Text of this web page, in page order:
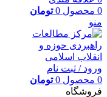
0 محصول 0 تومان
منو
ورود / ثبت نام
0 محصول 0 تومان
فروشگاه